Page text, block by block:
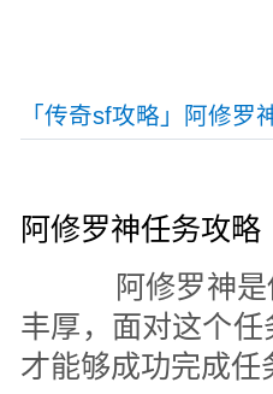
「传奇sf攻略」阿修
阿修罗神任务攻略
阿修罗神是
丰厚，面对这个
才能够成功完成任